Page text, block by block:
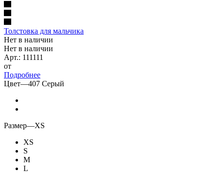
Толстовка для мальчика
Нет в наличии
Нет в наличии
Арт.: 111111
от
Подробнее
Цвет—407 Серый
Размер—XS
XS
S
M
L